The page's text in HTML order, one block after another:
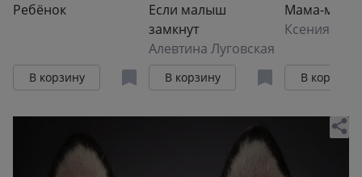
Ребёнок
В корзину
Если малыш
замкнут
Алевтина Луговская
В корзину
Мама-
Ксения
В корзину